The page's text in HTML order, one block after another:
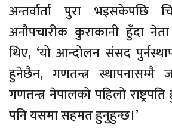
अन्तर्वार्ता पुरा भइसकेपछि
अनौपचारीक कुराकानी हुँदा
थिए, ‘यो आन्दोलन संसद
हुनेछैन, गणतन्त्र स्थापनासम्मै
गणतन्त्र नेपालको पहिलो
पनि यसमा सहमत हुनुहुन्छ।’